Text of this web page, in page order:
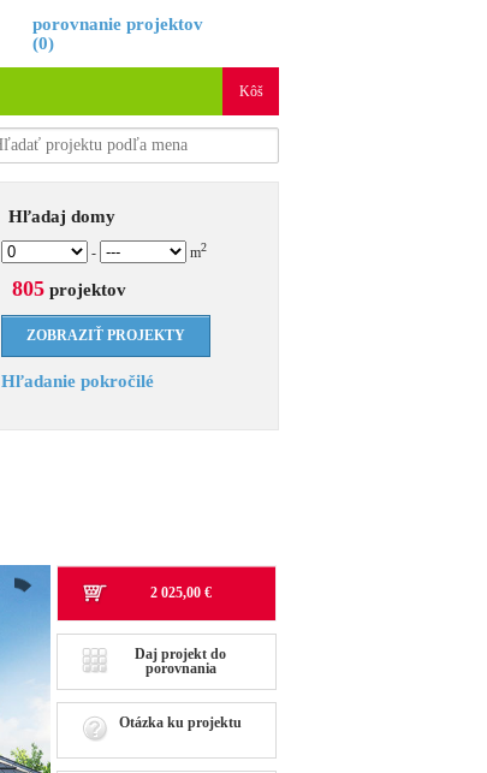
porovnanie projektov
(0)
Kôš
Hľadaj domy
- m2
805projektov
Hľadanie pokročilé
2 025,00 €
Daj projekt do
porovnania
Otázka ku projektu